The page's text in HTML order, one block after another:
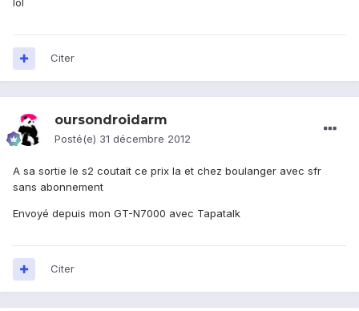
lol
Citer
oursondroidarm
Posté(e) 31 décembre 2012
A sa sortie le s2 coutait ce prix la et chez boulanger avec sfr
sans abonnement
Envoyé depuis mon GT-N7000 avec Tapatalk
Citer